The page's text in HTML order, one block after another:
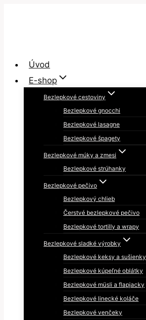
Úvod
E-shop
Bezlepkové cestoviny
Bezlepkové gnocchi
Bezlepkové lasagne
Bezlepkové špagety
Bezlepkové múky a zmesi
Bezlepkové strúhanky
Bezlepkové pečivo
Bezlepkový chlieb
Čerstvé bezlepkové pečivo
Bezlepkové tortilly a wrapy
Bezlepkové sladké výrobky
Bezlepkové keksy a sušienky
Bezlepkové kúpeľné oblátky
Bezlepkové müsli a flapjacky
Bezlepkové linecké koláče
Bezlepkové venčeky